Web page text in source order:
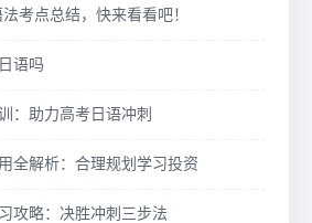
考点总结，快来看看吧！
语吗
：助力高考日语冲刺
全解析：合理规划学习投资
攻略：决胜冲刺三步法